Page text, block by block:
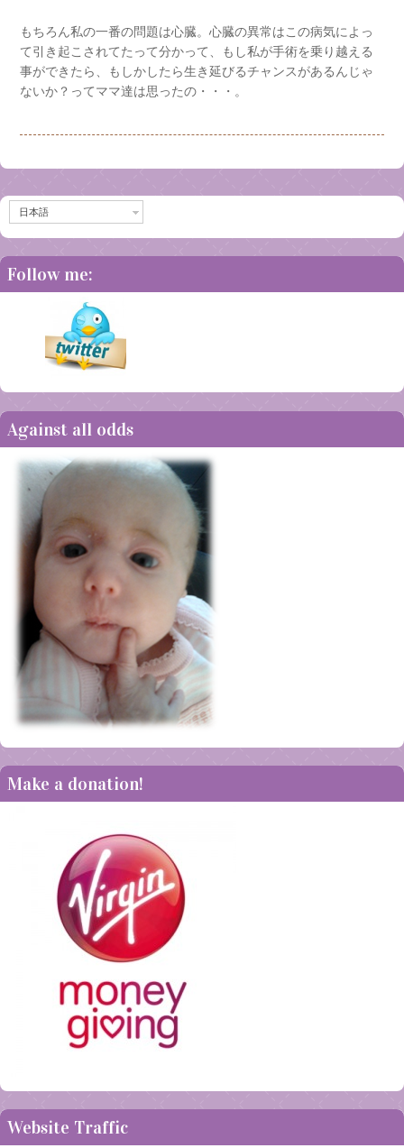
もちろん私の一番の問題は心臓。心臓の異常はこの病気によっ
て引き起こされてたって分かって、もし私が手術を乗り越える
事ができたら、もしかしたら生き延びるチャンスがあるんじゃ
ないか？ってママ達は思ったの・・・。
日本語
Follow me:
Against all odds
Make a donation!
Website Traffic